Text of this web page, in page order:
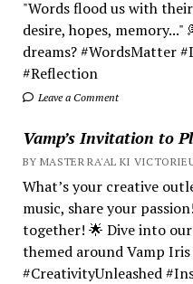
"Words flood us with
desire, hopes, memory..."
dreams? #WordsMatter
#Reflection
Leave a Comment
Vamp’s Invitation to
BY MASTER RA'AL KI
What’s your creative
music, share your
together! 🌟 Dive into
themed around Vamp Iris
#CreativityUnleashed